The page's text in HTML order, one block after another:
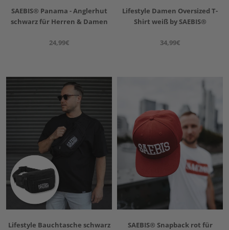
SAEBIS® Panama - Anglerhut
schwarz für Herren & Damen
24,99€
Lifestyle Damen Oversized T-
Shirt weiß by SAEBIS®
34,99€
Lifestyle Bauchtasche schwarz
SAEBIS® Snapback rot für